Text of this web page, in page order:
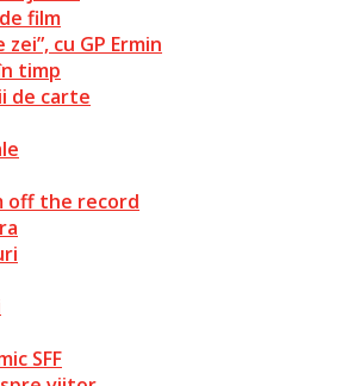
film
zei”, cu GP Ermin
timp
de carte
off the record
SFF